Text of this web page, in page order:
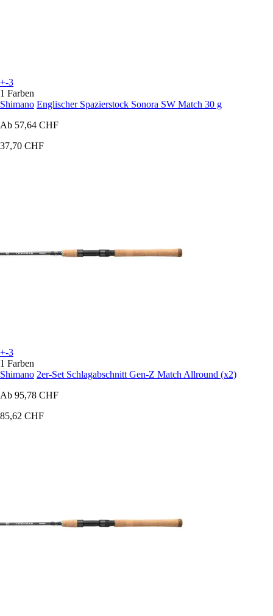
+-3
1 Farben
Shimano Englischer Spazierstock Sonora SW Match 30 g
Ab 57,64 CHF
37,70 CHF
+-3
1 Farben
Shimano 2er-Set Schlagabschnitt Gen-Z Match Allround (x2)
Ab 95,78 CHF
85,62 CHF